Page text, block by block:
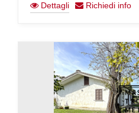
Dettagli Richiedi info